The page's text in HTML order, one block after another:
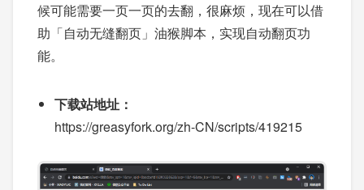
候可能需要一页一页的去翻，很麻烦，现在可以借
助「自动无缝翻页」油猴脚本，实现自动翻页功
能。
下载站地址：
https://greasyfork.org/zh-CN/scripts/419215